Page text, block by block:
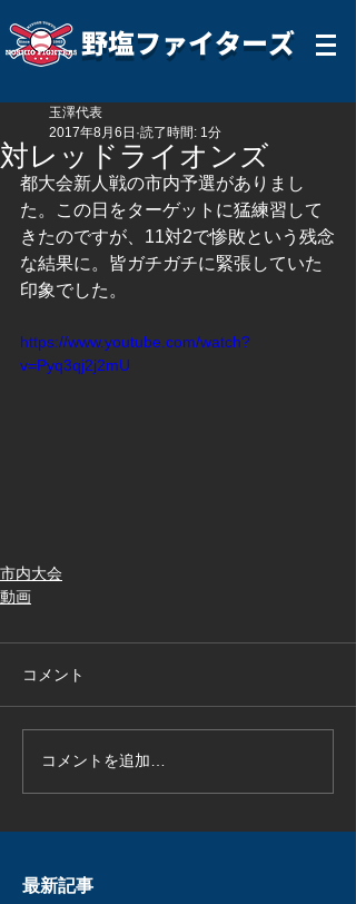
野塩ファイターズ
対レッドライオンズ
玉澤代表
2017年8月6日 読了時間: 1分
都大会新人戦の市内予選がありまし
た。この日をターゲットに猛練習して
きたのですが、11対2で惨敗という残念
な結果に。皆ガチガチに緊張していた
印象でした。
https://www.youtube.com/watch?
v=Pyq3qj2j2mU
市内大会
動画
コメント
コメントを追加…
最新記事